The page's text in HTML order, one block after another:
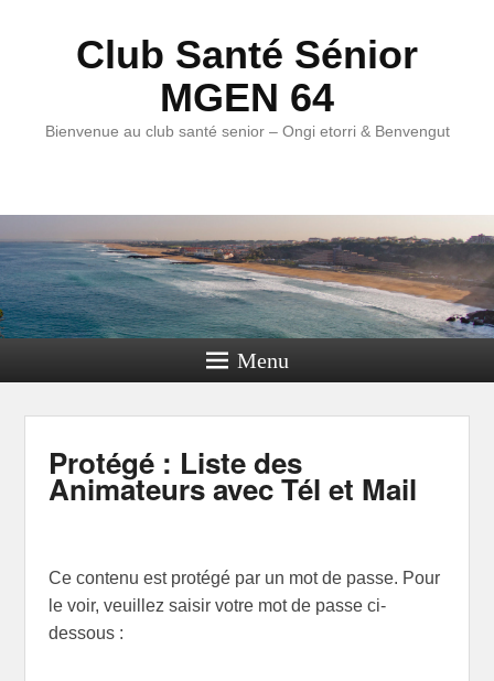
Club Santé Sénior
MGEN 64
Bienvenue au club santé senior – Ongi etorri & Benvengut
Menu
Protégé : Liste des
Animateurs avec Tél et Mail
Ce contenu est protégé par un mot de passe. Pour
le voir, veuillez saisir votre mot de passe ci-
dessous :